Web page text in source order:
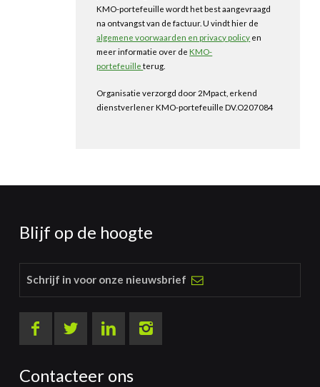
KMO-portefeuille wordt het best aangevraagd
na ontvangst van de factuur. U vindt hier de
algemene voorwaarden en privacy policy en
meer informatie over deKMO-
portefeuilleterug.
Organisatie verzorgd door 2Mpact, erkend
dienstverlener KMO-portefeuille DV.O207084
Blijf op de hoogte
Schrijf in voor onze nieuwsbrief
Contacteer ons